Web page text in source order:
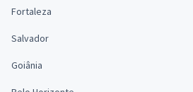
Fortaleza
Salvador
Goiânia